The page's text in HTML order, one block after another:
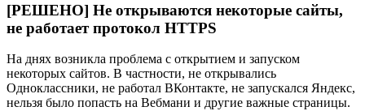
[РЕШЕНО] Не открываются некоторые сайты,
не работает протокол HTTPS
На днях возникла проблема с открытием и запуском
некоторых сайтов. В частности, не открывались
Одноклассники, не работал ВКонтакте, не запускался Яндекс,
нельзя было попасть на Вебмани и другие важные страницы.